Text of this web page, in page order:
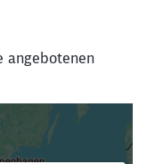
angebotenen